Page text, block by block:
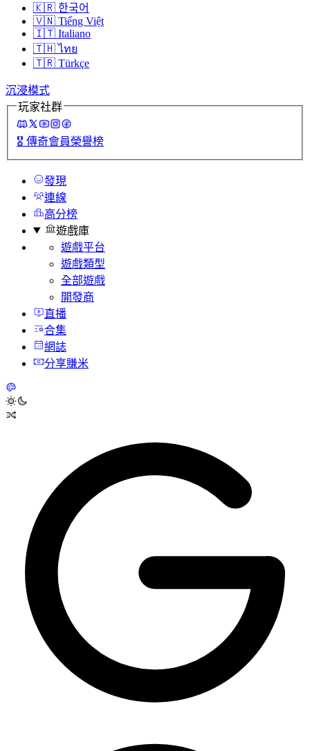
🇰🇷 한국어
🇻🇳 Tiếng Việt
🇮🇹 Italiano
🇹🇭 ไทย
🇹🇷 Türkçe
沉浸模式
玩家社群
🎖️ 傳奇會員榮譽榜
發現
連線
高分榜
遊戲庫
遊戲平台
遊戲類型
全部遊戲
開發商
直播
合集
網誌
分享賺米